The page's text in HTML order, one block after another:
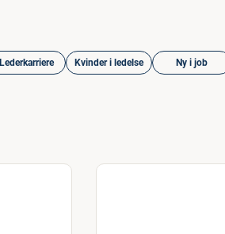
Lederkarriere Kvinder i ledelse Ny i job